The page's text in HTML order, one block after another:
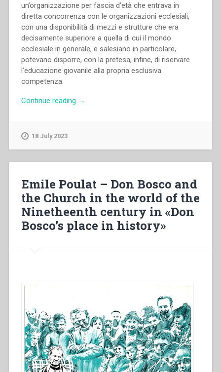
un’organizzazione per fascia d’età che entrava in
diretta concorrenza con le organizzazioni ecclesiali,
con una disponibilità di mezzi e strutture che era
decisamente superiore a quella di cui il mondo
ecclesiale in generale, e salesiano in particolare,
potevano disporre, con la pretesa, infine, di riservare
l’educazione giovanile alla propria esclusiva
competenza.
Continue reading “Silvano
durante
il
periodo
fascismo”
in
Italia”.”
→
18 July 2023
Emile Poulat – Don Bosco and
the Church in the world of the
Ninetheenth century in «Don
Bosco’s place in history»